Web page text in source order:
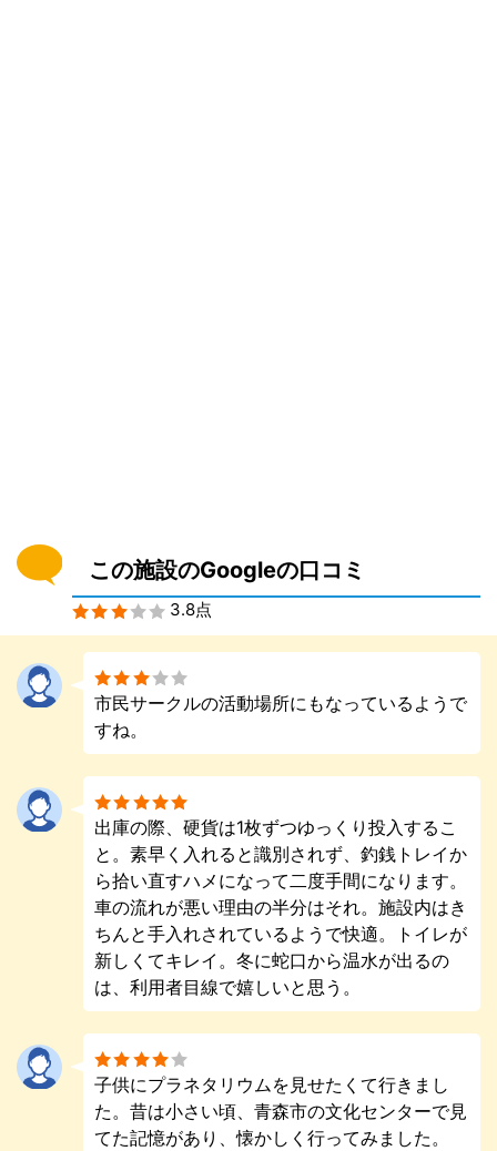
この施設のGoogleの口コミ
3.8点
市民サークルの活動場所にもなっているようで
すね。
出庫の際、硬貨は1枚ずつゆっくり投入するこ
と。素早く入れると識別されず、釣銭トレイか
ら拾い直すハメになって二度手間になります。
車の流れが悪い理由の半分はそれ。施設内はき
ちんと手入れされているようで快適。トイレが
新しくてキレイ。冬に蛇口から温水が出るの
は、利用者目線で嬉しいと思う。
子供にプラネタリウムを見せたくて行きまし
た。昔は小さい頃、青森市の文化センターで見
てた記憶があり、懐かしく行ってみました。